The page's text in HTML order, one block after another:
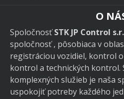
O
SpoločnosťSTK JP Control
spoločnosť , pôsobiaca v
registráciou vozidiel, kontrol
kontrol a technických kontrol.
komplexných služieb je naša
uspokojiť potreby každého